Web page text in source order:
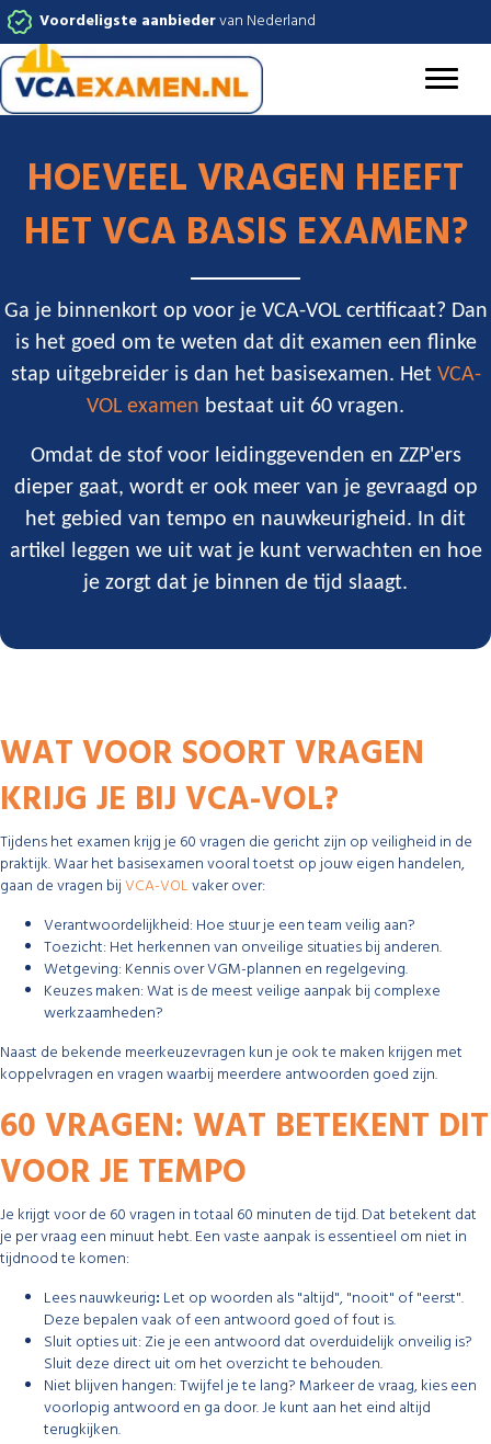
Voordeligste aanbiedervan Nederland
HOEVEEL VRAGEN HEEFT
HET VCA BASIS EXAMEN?
Ga je binnenkort op voor je VCA-VOLcertificaat? Dan
is het goed om te weten dat dit examen een flinke
stap uitgebreider is dan het basisexamen. Het VCA-
VOL examen bestaat uit 60 vragen.
Omdat de stof voor leidinggevenden en ZZP'ers
dieper gaat, wordt er ook meer van je gevraagd op
het gebied van tempo en nauwkeurigheid. In dit
artikel leggen we uit wat je kunt verwachten en hoe
je zorgt dat je binnen de tijd slaagt.
WAT VOOR SOORT VRAGEN
KRIJG JE BIJ VCA-VOL?
Tijdens het examen krijg je 60 vragen die gericht zijn op veiligheid in de
praktijk. Waar het basisexamen vooral toetst op jouw eigen handelen,
gaan de vragen bijVCA-VOLvaker over:
Verantwoordelijkheid: Hoe stuur je een team veilig aan?
Toezicht: Het herkennen van onveilige situaties bij anderen.
Wetgeving: Kennis over VGM-plannen en regelgeving.
Keuzes maken: Wat is de meest veilige aanpak bij complexe
werkzaamheden?
Naast de bekende meerkeuzevragen kun je ook te maken krijgen met
koppelvragen en vragen waarbij meerdere antwoorden goed zijn.
60 VRAGEN: WAT BETEKENT DIT
VOOR JE TEMPO
Je krijgt voor de 60 vragen in totaal 60 minuten de tijd. Dat betekent dat
je per vraag een minuut hebt. Een vaste aanpak is essentieel om niet in
tijdnood te komen:
Lees nauwkeurig: Let op woorden als "altijd", "nooit" of "eerst".
Deze bepalen vaak of een antwoord goed of fout is.
Sluit opties uit: Zie je een antwoord dat overduidelijk onveilig is?
Sluit deze direct uit om het overzicht te behouden.
Niet blijven hangen: Twijfel je te lang? Markeer de vraag, kies een
voorlopig antwoord en ga door. Je kunt aan het eind altijd
terugkijken.